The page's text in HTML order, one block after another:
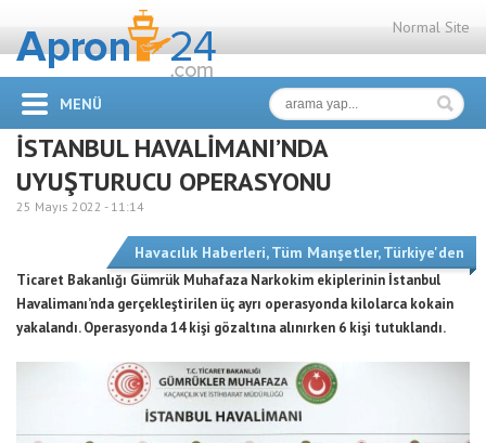
Normal Site
MENÜ
İSTANBUL HAVALİMANI’NDA
UYUŞTURUCU OPERASYONU
25 Mayıs 2022 - 11:14
Havacılık Haberleri,Tüm Manşetler,Türkiye'den
Ticaret Bakanlığı Gümrük Muhafaza Narkokim ekiplerinin İstanbul
Havalimanı’nda gerçekleştirilen üç ayrı operasyonda kilolarca kokain
yakalandı. Operasyonda 14 kişi gözaltına alınırken 6 kişi tutuklandı.